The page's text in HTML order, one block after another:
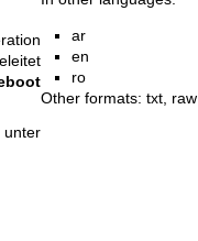
ar
en
ro
Other formats: txt raw